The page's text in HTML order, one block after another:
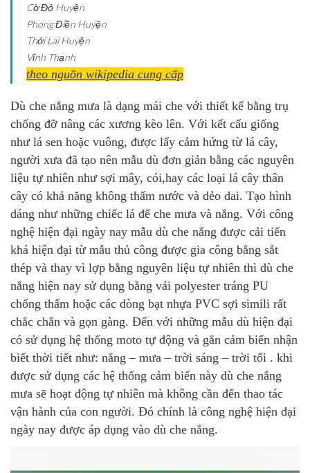
Cờ Đỏ Huyện
Phong Điền Huyện
Thới Lai Huyện
Vĩnh Thạnh
theo nguồn wikipedia cung cấp
Dù che nắng mưa là dạng mái che với thiết kế bằng trụ
chống đỡ nâng các xương kèo lên. Với kết cấu giống
như lá sen hoặc vuông, được lấy cảm hứng từ lá cây,
người xưa đã tạo nên mẫu dù đơn giản bằng các nguyên
liệu tự nhiên như sợi mây, cói,hay các loại lá cây thân
cây có khả năng không thấm nước và dẻo dai. Tạo hình
dáng như những chiếc lá để che mưa và nắng. Với công
nghệ hiện đại ngày nay mẫu dù che nắng được cải tiến
khá hiện đại từ mẫu thủ công được gia công bằng sắt
thép và thay vì lợp bằng nguyên liệu tự nhiên thì dù che
nắng hiện nay sử dụng bằng vải polyester tráng PU
chống thấm hoặc các dòng bạt nhựa PVC sợi simili rất
chắc chắn và gọn gàng. Đến với những mẫu dù hiện đại
có sử dụng hệ thống moto tự động và gắn cảm biến nhận
biết thời tiết như: nắng – mưa – trời sáng – trời tối . khi
được sử dụng các hệ thống cảm biến này dù che nắng
mưa sẽ hoạt động tự nhiên mà không cần đến thao tác
vận hành của con người. Đó chính là công nghệ hiện đại
ngày nay được áp dụng vào dù che nắng.